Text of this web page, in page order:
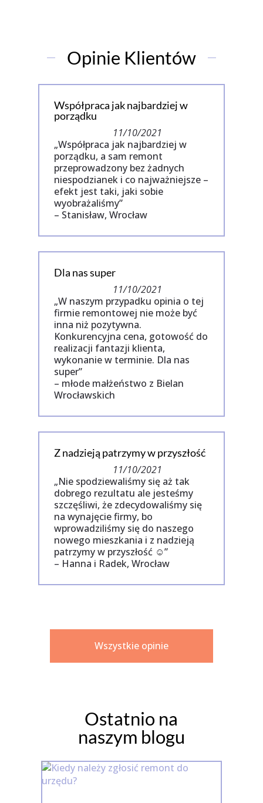
Opinie Klientów
Współpraca jak najbardziej w
porządku
11/10/2021
„Współpraca jak najbardziej w
porządku, a sam remont
przeprowadzony bez żadnych
niespodzianek i co najważniejsze –
efekt jest taki, jaki sobie
wyobrażaliśmy”
– Stanisław, Wrocław
Dla nas super
11/10/2021
„W naszym przypadku opinia o tej
firmie remontowej nie może być
inna niż pozytywna.
Konkurencyjna cena, gotowość do
realizacji fantazji klienta,
wykonanie w terminie. Dla nas
super”
– młode małżeństwo z Bielan
Wrocławskich
Z nadzieją patrzymy w przyszłość
11/10/2021
„Nie spodziewaliśmy się aż tak
dobrego rezultatu ale jesteśmy
szczęśliwi, że zdecydowaliśmy się
na wynajęcie firmy, bo
wprowadziliśmy się do naszego
nowego mieszkania i z nadzieją
patrzymy w przyszłość ☺”
– Hanna i Radek, Wrocław
Wszystkie opinie
Ostatnio na
naszym blogu